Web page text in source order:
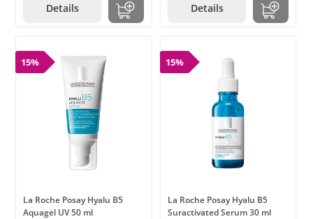
Details Details
15%
La Roche Posay Hyalu B5
Aquagel UV 50 ml
15%
La Roche Posay Hyalu B5
Suractivated Serum 30 ml